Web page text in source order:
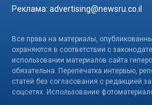
Реклама: advertising@newsru.co.il
Все права на материалы,
охраняются в соответствии с
использовании материалов сайта
обязательна. Перепечатка интервью,
статей без согласования с редакцией
соцсетях. Использование